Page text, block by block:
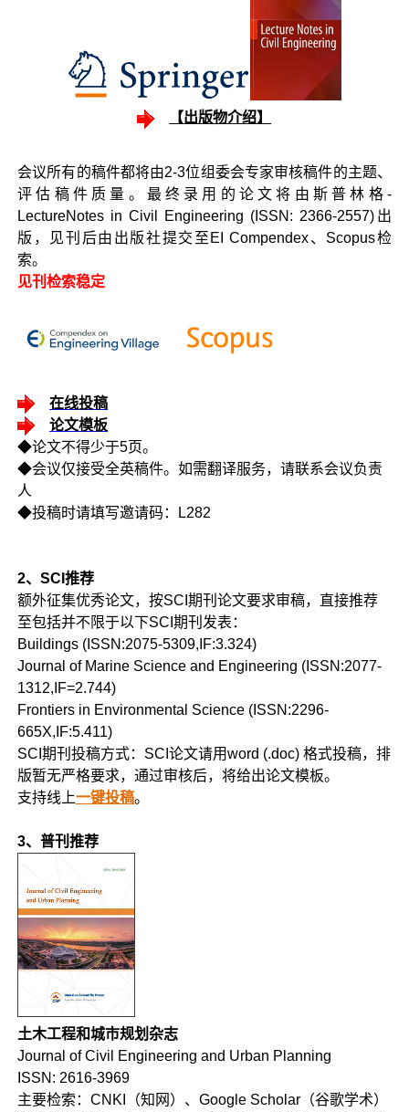
【出版物介绍】
会议所有的稿件都将由2-3位组委会专家审核稿件的主题、
评估稿件质量。最终录用的论文将由斯普林格-
LectureNotes in Civil Engineering (ISSN: 2366-2557)出
版，见刊后由出版社提交至EI Compendex、Scopus检
索。
见刊检索稳定
在线投稿
论文模板
◆论文不得少于5页。
◆会议仅接受全英稿件。如需翻译服务，请联系会议负责
人
◆投稿时请填写邀请码：L282
2、SCI推荐
额外征集优秀论文，按SCI期刊论文要求审稿，直接推荐
至包括并不限于以下SCI期刊发表：
Buildings (ISSN:2075-5309,IF:3.324)
Journal of Marine Science and Engineering (ISSN:2077-
1312,IF=2.744)
Frontiers in Environmental Science (ISSN:2296-
665X,IF:5.411)
SCI期刊投稿方式：SCI论文请用word (.doc) 格式投稿，排
版暂无严格要求，通过审核后，将给出论文模板。
支持线上一键投稿。
3、普刊推荐
土木工程和城市规划杂志
Journal of Civil Engineering and Urban Planning
ISSN: 2616-3969
主要检索：CNKI（知网）、Google Scholar（谷歌学术）